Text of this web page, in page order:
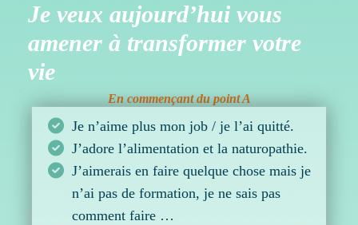
Je veux aujourd’hui vous
amener à transformer votre
vie
En commençant du point A
Je n’aime plus mon job / je l’ai quitté.
J’adore l’alimentation et la naturopathie.
J’aimerais en faire quelque chose mais je
n’ai pas de formation, je ne sais pas
comment faire …